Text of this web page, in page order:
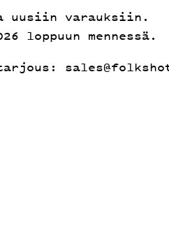
uusiin varauksiin.
loppuun mennessä.